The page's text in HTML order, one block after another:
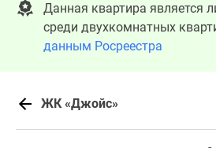
Данная квартира является
среди двухкомнатных
данным Росреестра
ЖК «Джойс»